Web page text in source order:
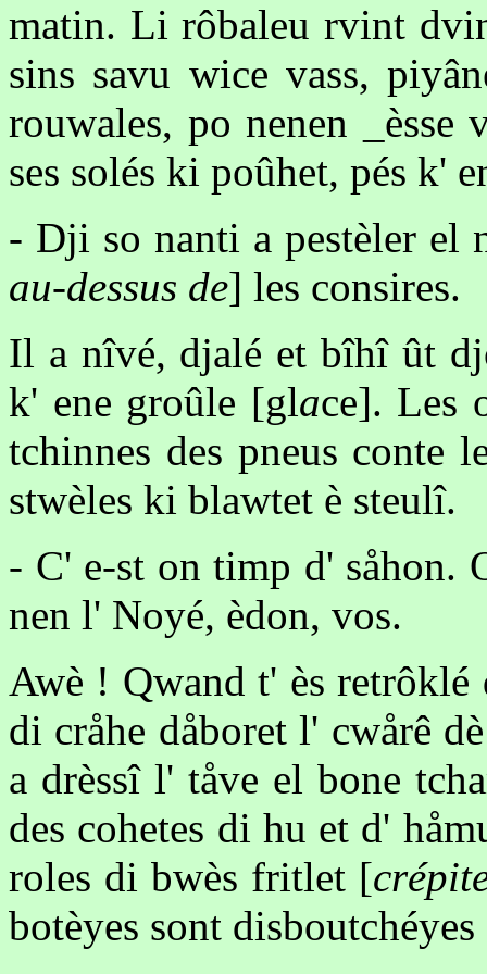
matin. Li rôbaleu rvint
sins savu wice vass,
rouwales, po nenen
ses solés ki poûhet, pés k'
- Dji so nanti a pestèler el
au-dessus de] les consires.
Il a nîvé, djalé et bîhî ût
k' ene groûle [glace]. Les
tchinnes des pneus conte
stwèles ki blawtet è steulî.
- C' e-st on timp d' såhon.
nen l' Noyé, èdon, vos.
Awè ! Qwand t' ès retrôklé
di cråhe dåboret l' cwårê
a drèssî l' tåve el bone
des cohetes di hu et d'
roles di bwès fritlet [
botèyes sont disboutchéyes